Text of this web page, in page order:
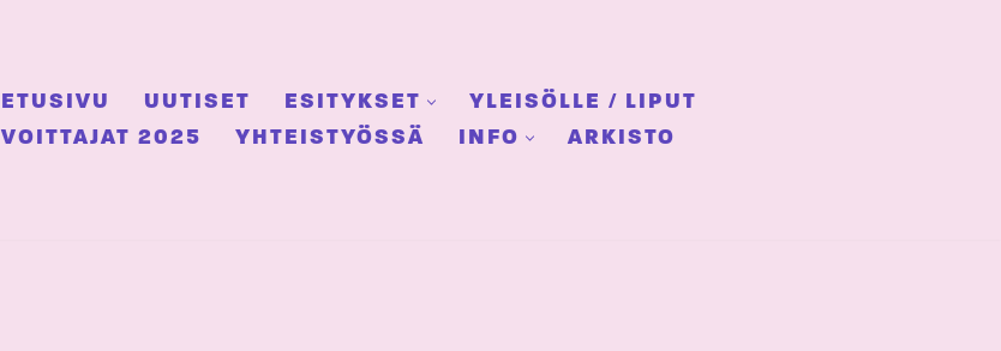
ETUSIVU UUTISET ESITYKSET
YLEISÖLLE / LIPUT
VOITTAJAT 2025
YHTEISTYÖSSÄ INFO ARKISTO